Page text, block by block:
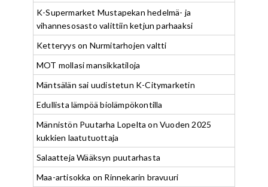
K-Supermarket Mustapekan hedelmä- ja
vihannesosasto valittiin ketjun parhaaksi
Ketteryys on Nurmitarhojen valtti
MOT mollasi mansikkatiloja
Mäntsälän sai uudistetun K-Citymarketin
Edullista lämpöä biolämpökontilla
Männistön Puutarha Lopelta on Vuoden 2025
kukkien laatutuottaja
Salaatteja Wääksyn puutarhasta
Maa-artisokka on Rinnekarin bravuuri